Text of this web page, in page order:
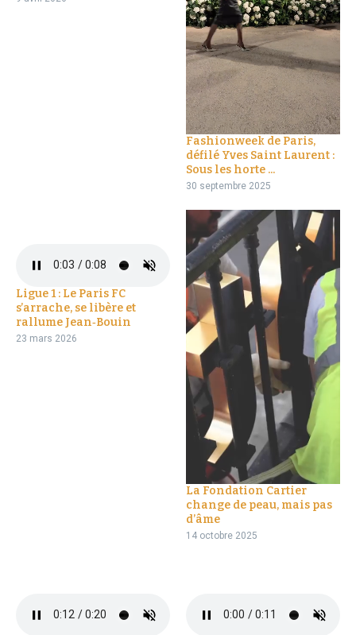
Fashionweek de Paris,
défilé Yves Saint Laurent :
Sous les horte ...
30 septembre 2025
Ligue 1 : Le Paris FC
s’arrache, se libère et
rallume Jean‑Bouin
23 mars 2026
La Fondation Cartier
change de peau, mais pas
d’âme
14 octobre 2025